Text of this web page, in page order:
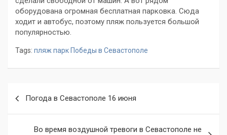
оборудована огромная бесплатная парковка. Сюда
ходит и автобус, поэтому пляж пользуется большой
популярностью.
Tags: пляж парк Победы в Севастополе
записям
Погода в Севастополе 16 июня
Во время воздушной тревоги в Севастополе не